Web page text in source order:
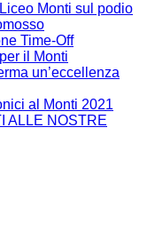
Monti sul podio
Time-Off
il Monti
un’eccellenza
al Monti 2021
ALLE NOSTRE